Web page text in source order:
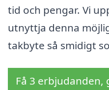
tid och pengar. Vi
utnyttja denna
takbyte så smidigt
Få 3 erbjudanden,